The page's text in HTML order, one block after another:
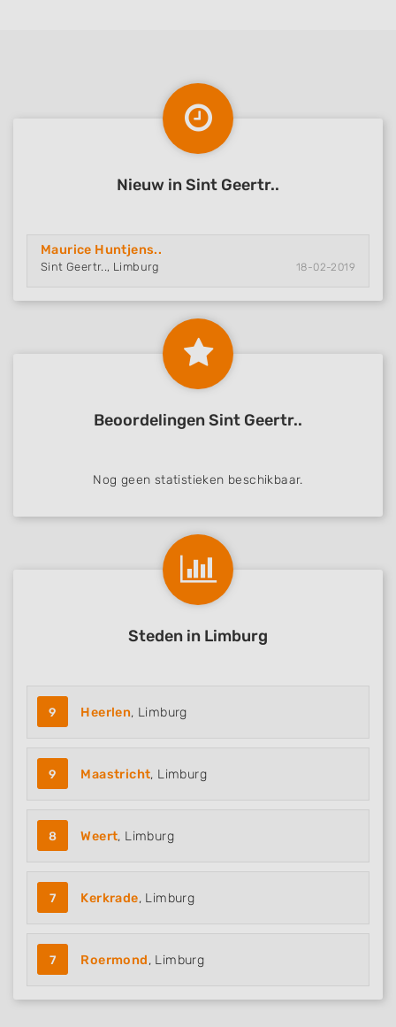
Nieuw in Sint Geertr..
Maurice Huntjens..
Sint Geertr.., Limburg 18-02-2019
Beoordelingen Sint Geertr..
Nog geen statistieken beschikbaar.
Steden in Limburg
9 Heerlen, Limburg
9 Maastricht, Limburg
8 Weert, Limburg
7 Kerkrade, Limburg
7 Roermond, Limburg